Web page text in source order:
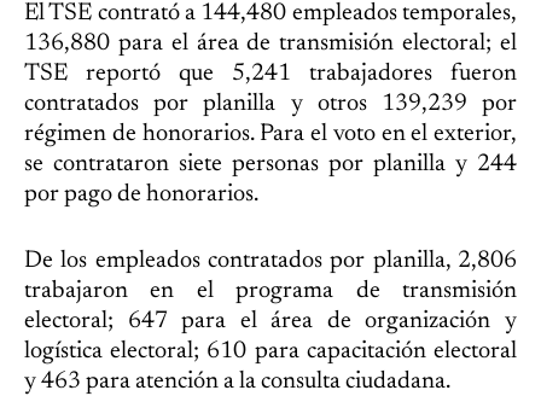
El TSE contrató a 144,480 empleados temporales,
136,880 para el área de transmisión electoral; el
TSE reportó que 5,241 trabajadores fueron
contratados por planilla y otros 139,239 por
régimen de honorarios. Para el voto en el exterior,
se contrataron siete personas por planilla y 244
por pago de honorarios.
De los empleados contratados por planilla, 2,806
trabajaron en el programa de transmisión
electoral; 647 para el área de organización y
logística electoral; 610 para capacitación electoral
y 463 para atención a la consulta ciudadana.